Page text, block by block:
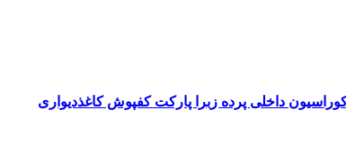
داخلی پرده زبرا پارکت کفپوش کاغذدیواری